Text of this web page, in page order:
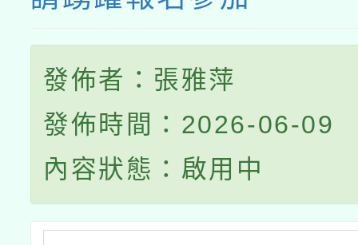
發佈者：張雅萍
發佈時間：2026-06-09
內容狀態：啟用中